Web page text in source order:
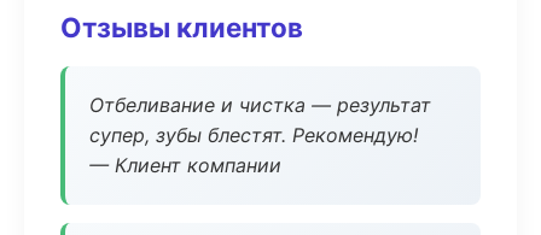
Отзывы клиентов
Отбеливание и чистка — результат
супер, зубы блестят. Рекомендую!
— Клиент компании